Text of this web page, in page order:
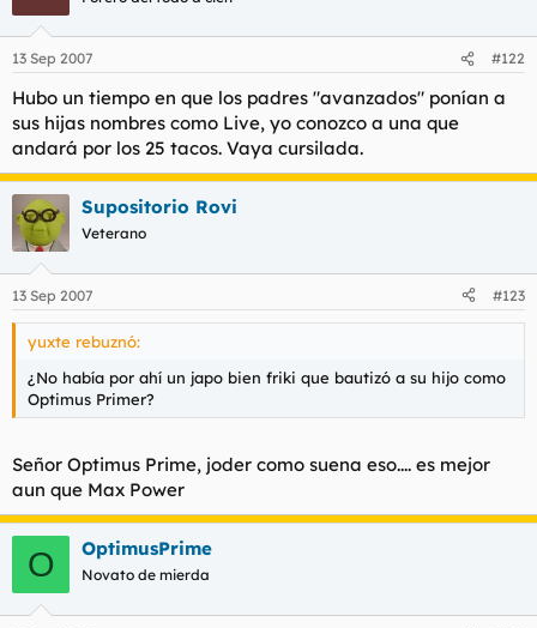
13 Sep 2007 #122
Hubo un tiempo en que los padres "avanzados" ponían a
sus hijas nombres como Live, yo conozco a una que
andará por los 25 tacos. Vaya cursilada.
Supositorio Rovi
Veterano
13 Sep 2007 #123
yuxte rebuznó:
¿No había por ahí un japo bien friki que bautizó a su hijo como
Optimus Primer?
Señor Optimus Prime, joder como suena eso.... es mejor
aun que Max Power
O OptimusPrime
Novato de mierda